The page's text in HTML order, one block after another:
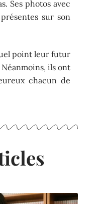
Ses photos avec
sur son
point leur futur
ils ont
chacun de